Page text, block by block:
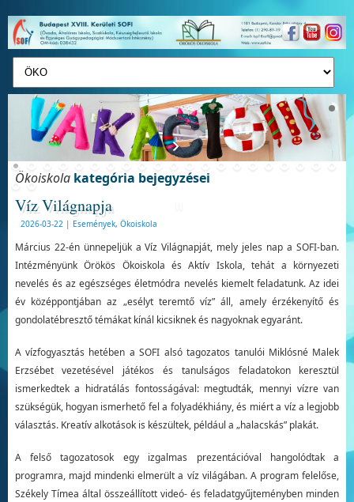
Ökoiskolakategória bejegyzései
Víz Világnapja
2026-03-22 | Események, Ökoiskola
Március 22-én ünnepeljük a Víz Világnapját, mely jeles nap a SOFI-ban.
Intézményünk Örökös Ökoiskola és Aktív Iskola, tehát a környezeti
nevelés és az egészséges életmódra nevelés kiemelt feladatunk. Az idei
év középpontjában az „esélyt teremtő víz” áll, amely érzékenyítő és
gondolatébresztő témákat kínál kicsiknek és nagyoknak egyaránt.
A vízfogyasztás hetében a SOFI alsó tagozatos tanulói Miklósné Malek
Erzsébet vezetésével játékos és tanulságos feladatokon keresztül
ismerkedtek a hidratálás fontosságával: megtudták, mennyi vízre van
szükségük, hogyan ismerhető fel a folyadékhiány, és miért a víz a legjobb
választás. Kreatív alkotások is készültek, például a „halacskás” plakát.
A felső tagozatosok egy izgalmas prezentációval hangolódtak a
programra, majd mindenki elmerült a víz világában. A program felelőse,
Székely Tímea által összeállított videó- és feladatgyűjteményben minden